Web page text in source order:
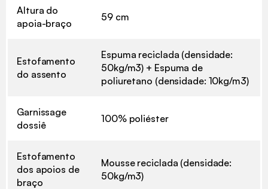
Altura do
apoia-braço
59 cm
Estofamento
do assento
Espuma reciclada (densidade:
50kg/m3) + Espuma de
poliuretano (densidade: 10kg/m3)
Garnissage
dossiê
100% poliéster
Estofamento
dos apoios de
braço
Mousse reciclada (densidade:
50kg/m3)